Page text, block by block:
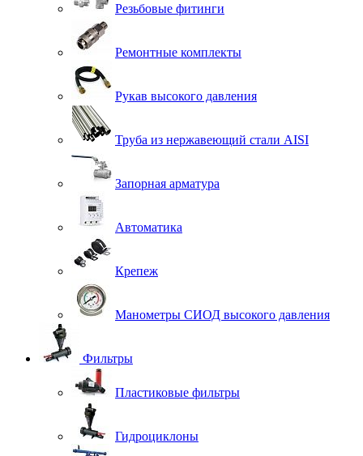
Резьбовые фитинги
Ремонтные комплекты
Рукав высокого давления
Труба из нержавеющий стали AISI
Запорная арматура
Автоматика
Крепеж
Манометры СИОД высокого давления
Фильтры
Пластиковые фильтры
Гидроциклоны